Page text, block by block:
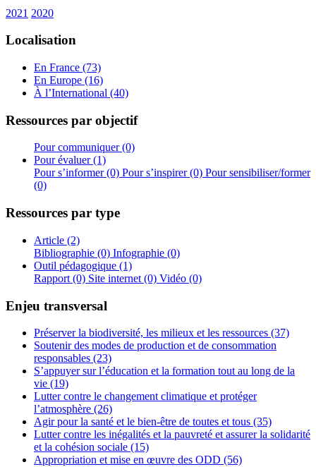
2021 2020
Localisation
En France (73)
En Europe (16)
À l’International (40)
Ressources par objectif
Pour communiquer (0)
Pour évaluer (1)
Pour s’informer (0) Pour s’inspirer (0) Pour sensibiliser/former
(0)
Ressources par type
Article (2)
Bibliographie (0) Infographie (0)
Outil pédagogique (1)
Rapport (0) Site internet (0) Vidéo (0)
Enjeu transversal
Préserver la biodiversité, les milieux et les ressources (37)
Soutenir des modes de production et de consommation
responsables (23)
S’appuyer sur l’éducation et la formation tout au long de la
vie (19)
Lutter contre le changement climatique et protéger
l’atmosphère (26)
Agir pour la santé et le bien-être de toutes et tous (35)
Lutter contre les inégalités et la pauvreté et assurer la solidarité
et la cohésion sociale (15)
Appropriation et mise en œuvre des ODD (56)